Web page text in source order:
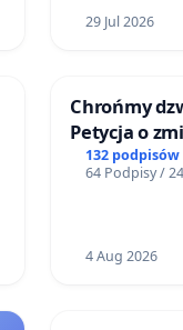
29 Jul 2026
Chrońmy
Petycja o
132 podpisów
64 Podpisy /
4 Aug 2026